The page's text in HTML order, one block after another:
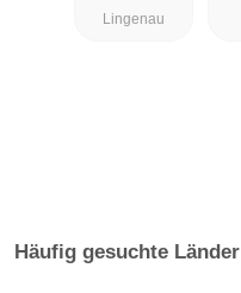
Lingenau
Häufig gesuchte Länder